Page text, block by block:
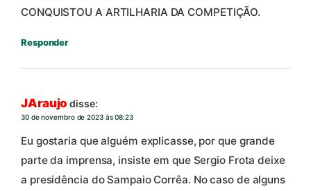
CONQUISTOU A ARTILHARIA DA COMPETIÇÃO.
Responder
JAraujo disse:
30 de novembro de 2023 às 08:23
Eu gostaria que alguém explicasse, por que grande
parte da imprensa, insiste em que Sergio Frota deixe
a presidência do Sampaio Corrêa. No caso de alguns